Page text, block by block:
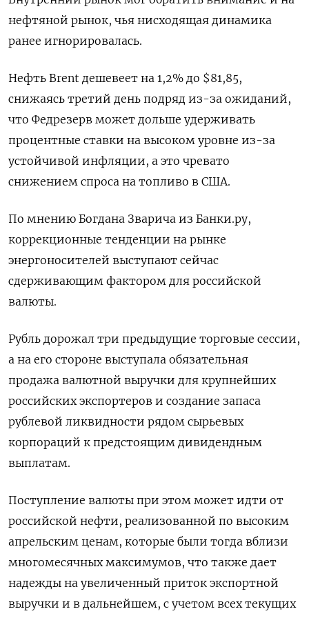
нефтяной рынок, чья нисходящая динамика
ранее игнорировалась.
Нефть Brent дешевеет на 1,2% до $81,85,
снижаясь третий день подряд из-за ожиданий,
что Федрезерв может дольше удерживать
процентные ставки на высоком уровне из-за
устойчивой инфляции, а это чревато
снижением спроса на топливо в США.
По мнению Богдана Зварича из Банки.ру,
коррекционные тенденции на рынке
энергоносителей выступают сейчас
сдерживающим фактором для российской
валюты.
Рубль дорожал три предыдущие торговые сессии,
а на его стороне выступала обязательная
продажа валютной выручки для крупнейших
российских экспортеров и создание запаса
рублевой ликвидности рядом сырьевых
корпораций к предстоящим дивидендным
выплатам.
Поступление валюты при этом может идти от
российской нефти, реализованной по высоким
апрельским ценам, которые были тогда вблизи
многомесячных максимумов, что также дает
надежды на увеличенный приток экспортной
выручки и в дальнейшем, с учетом всех текущих